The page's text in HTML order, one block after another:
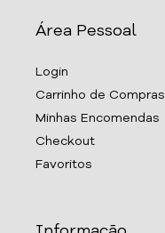
Área Pessoal
Login
Carrinho de Compras
Minhas Encomendas
Checkout
Favoritos